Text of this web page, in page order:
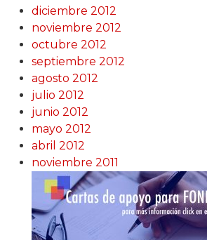
diciembre 2012
noviembre 2012
octubre 2012
septiembre 2012
agosto 2012
julio 2012
junio 2012
mayo 2012
abril 2012
noviembre 2011